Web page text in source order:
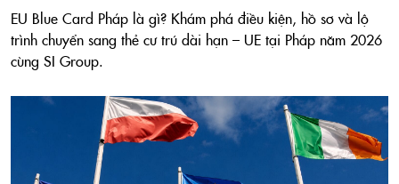
EU Blue Card Pháp là gì? Khám phá điều kiện, hồ sơ và lộ
trình chuyển sang thẻ cư trú dài hạn – UE tại Pháp năm 2026
cùng SI Group.